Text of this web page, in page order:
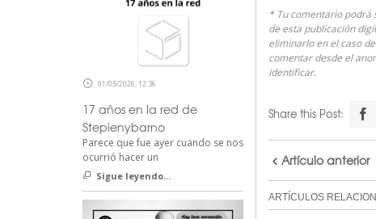
* Tu comentario podrá
de esta publicación
eliminarlo en el caso
comentar desde el
identificar.
Share this Post:
Artículo anterior
ARTÍCULOS
01/05/2026, 12:36
17 años en la red de
Stepienybarno
Parece que fue ayer cuando se nos
ocurrió hacer un
Sigue leyendo...